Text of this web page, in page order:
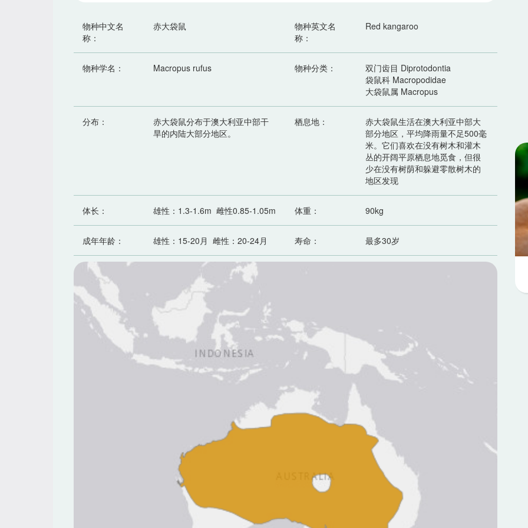
物种中文名
称：
赤大袋鼠
物种英文名
称：
Red kangaroo
物种学名： Macropus rufus 物种分类：
双门齿目 Diprotodontia
袋鼠科 Macropodidae
大袋鼠属 Macropus
分布：
赤大袋鼠分布于澳大利亚中部干
旱的内陆大部分地区。
栖息地：
赤大袋鼠生活在澳大利亚中部大
部分地区，平均降雨量不足500毫
米。它们喜欢在没有树木和灌木
丛的开阔平原栖息地觅食，但很
少在没有树荫和躲避零散树木的
地区发现
体长： 雄性：1.3-1.6m 雌性0.85-1.05m 体重： 90kg
成年年龄： 雄性：15-20月 雌性：20-24月 寿命： 最多30岁